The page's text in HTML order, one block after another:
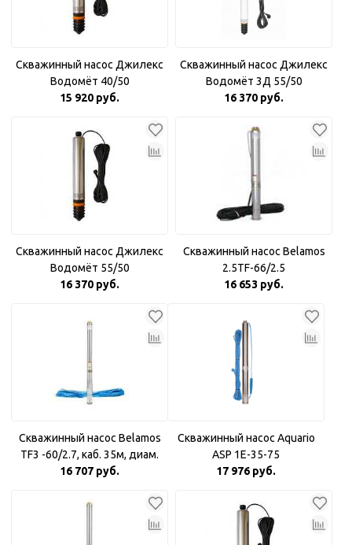
Скважинный насос Джилекс
Водомёт 40/50
15 920 руб.
Скважинный насос Джилекс
Водомёт 3Д 55/50
16 370 руб.
Скважинный насос Джилекс
Водомёт 55/50
16 370 руб.
Скважинный насос Belamos
2.5TF-66/2.5
16 653 руб.
Скважинный насос Belamos
TF3 -60/2.7, каб. 35м, диам.
78мм
16 707 руб.
Скважинный насос Aquario
ASP 1E-35-75
17 976 руб.